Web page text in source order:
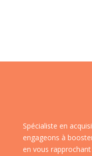
Spécialiste en
engageons à
en vous